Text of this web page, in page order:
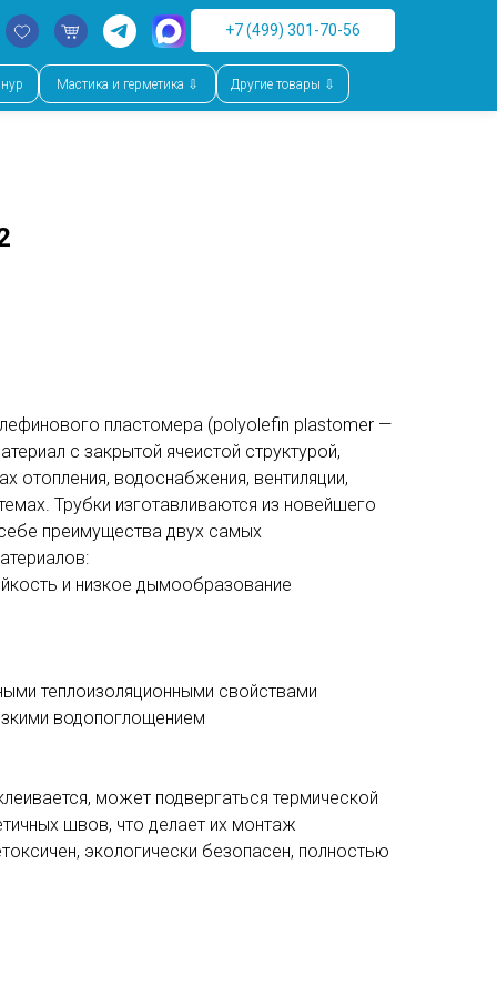
+7 (499) 301-70-56
Мастика и герметика ⇩ Другие товары ⇩
пластомера (polyolefin plastomer —
с закрытой ячеистой структурой,
отопления, водоснабжения, вентиляции,
Трубки изготавливаются из новейшего
преимущества двух самых
и низкое дымообразование
теплоизоляционными свойствами
водопоглощением
может подвергаться термической
швов, что делает их монтаж
экологически безопасен, полностью